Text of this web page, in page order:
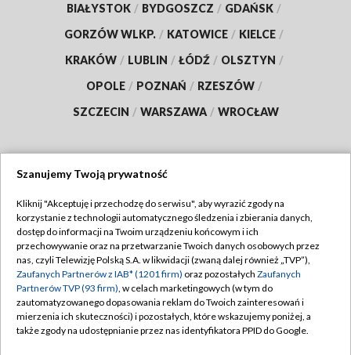
BIAŁYSTOK / BYDGOSZCZ / GDAŃSK /
GORZÓW WLKP. / KATOWICE / KIELCE /
KRAKÓW / LUBLIN / ŁÓDŹ / OLSZTYN /
OPOLE / POZNAŃ / RZESZÓW /
SZCZECIN / WARSZAWA / WROCŁAW
TVP
Abonament TVP
Emisja w TVP
Centrum informacji TVP
Naziemna Telewizja Cyfrowa
Regulamin TVP
Polityka prywatności
Moje zgody
Pomoc
Szanujemy Twoją prywatność
Kliknij "Akceptuję i przechodzę do serwisu", aby wyrazić zgody na
korzystanie z technologii automatycznego śledzenia i zbierania danych,
dostęp do informacji na Twoim urządzeniu końcowym i ich
przechowywanie oraz na przetwarzanie Twoich danych osobowych przez
nas, czyli Telewizję Polską S.A. w likwidacji (zwaną dalej również „TVP”),
Zaufanych Partnerów z IAB* (1201 firm) oraz pozostałych Zaufanych
Partnerów TVP (93 firm), w celach marketingowych (w tym do
zautomatyzowanego dopasowania reklam do Twoich zainteresowań i
mierzenia ich skuteczności) i pozostałych, które wskazujemy poniżej, a
także zgody na udostępnianie przez nas identyfikatora PPID do Google.